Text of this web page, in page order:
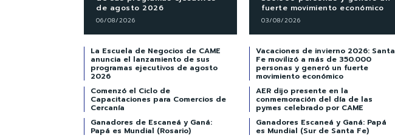
de agosto 2026
06/08/2026
fuerte movimiento económico
03/08/2026
La Escuela de Negocios de CAME
anuncia el lanzamiento de sus
programas ejecutivos de agosto
2026
Vacaciones de invierno 2026: Santa
Fe movilizó a más de 350.000
personas y generó un fuerte
movimiento económico
Comenzó el Ciclo de
Capacitaciones para Comercios de
Cercanía
AER dijo presente en la
conmemoración del día de las
pymes celebrado por CAME
Ganadores de Escaneá y Ganá:
Papá es Mundial (Rosario)
Ganadores Escaneá y Ganá: Papá
es Mundial (Sur de Santa Fe)